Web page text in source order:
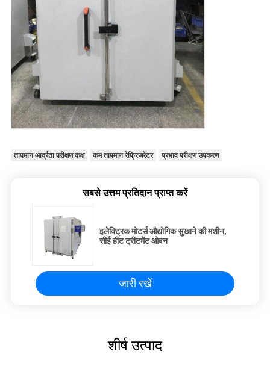
तापमान आर्द्रता परीक्षण कक्ष कम तापमान रेफ्रिजरेटर प्रभाव परीक्षण उपकरण
सबसे उत्तम प्रतिदान प्राप्त करें
इलेक्ट्रिक मोटर्स औद्योगिक सुखाने की मशीन,
सीई हीट ट्रीटमेंट ओवन
जारी रखें
शीर्ष उत्पाद